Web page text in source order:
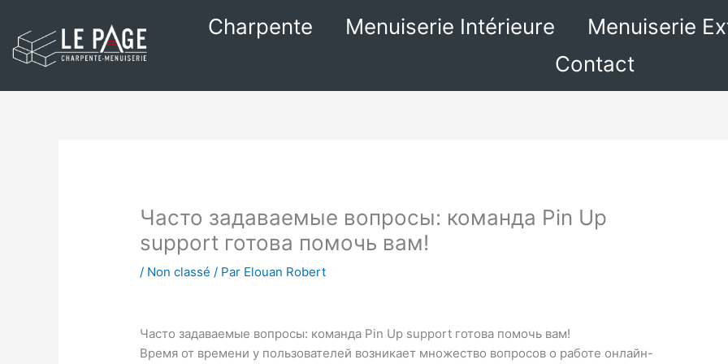
contenu
Charpente Menuiserie Intérieure Menuiserie
Contact
Часто задаваемые вопросы: команда Pin Up
support готова помочь вам!
/ Non classé / Par Elouan Robert
Часто задаваемые вопросы: команда Pin Up support готова помочь вам!
Время от времени у пользователей возникает множество вопросов о работе онлайн-